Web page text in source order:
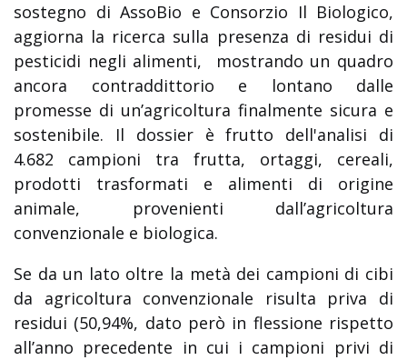
sostegno di AssoBio e Consorzio Il Biologico,
aggiorna la ricerca sulla presenza di residui di
pesticidi negli alimenti, mostrando un quadro
ancora contraddittorio e lontano dalle
promesse di un’agricoltura finalmente sicura e
sostenibile. Il dossier è frutto dell'analisi di
4.682 campioni tra frutta, ortaggi, cereali,
prodotti trasformati e alimenti di origine
animale, provenienti dall’agricoltura
convenzionale e biologica.
Se da un lato oltre la metà dei campioni di cibi
da agricoltura convenzionale risulta priva di
residui (50,94%, dato però in flessione rispetto
all’anno precedente in cui i campioni privi di